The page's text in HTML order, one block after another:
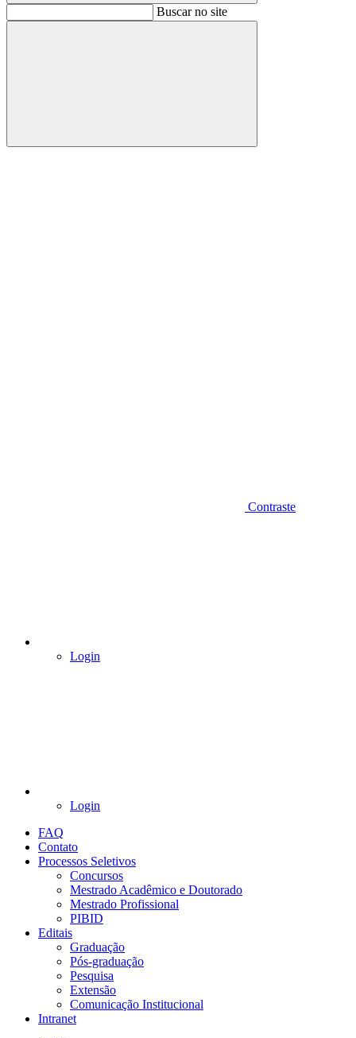
BuscarBuscar no site
Buscar
Contraste
Login
Login
FAQ
Contato
Processos Seletivos
Concursos
Mestrado Acadêmico e Doutorado
Mestrado Profissional
PIBID
Editais
Graduação
Pós-graduação
Pesquisa
Extensão
Comunicação Institucional
Intranet